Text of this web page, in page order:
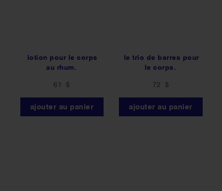
lotion pour le corps
au rhum.
61 $
ajouter au panier
le trio de barres pour
le corps.
72 $
ajouter au panier